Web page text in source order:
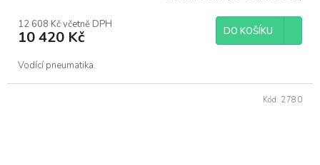
12 608 Kč včetně DPH
10 420 Kč DO KOŠÍKU
Vodící pneumatika.
Kód: 2780